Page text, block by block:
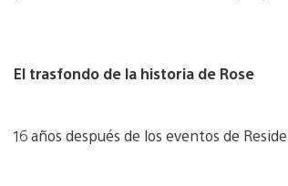
El trasfondo de la historia de Rose
16 años después de los eventos de